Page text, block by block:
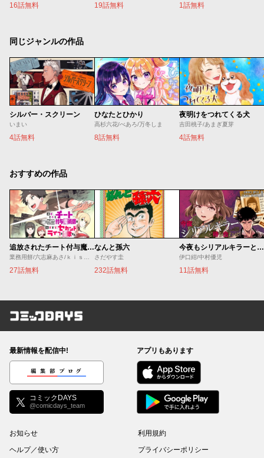
16話無料 19話無料 1話無料
同じジャンルの作品
シルバー・スクリーン
いまい
4話無料
ひなたとひかり
高杉六花/べあろ/万冬しま
8話無料
夜明けをつれてくる犬
吉田桃子/あまぎ夏芽
4話無料
おすすめの作品
追放されたチート付与魔術師は気ままなセカンドライフを謳歌する。 ～俺は武器だけじゃなく、あらゆるものに『強化ポイント』を付与できるし、俺の意思でいつでも効果を解除できるけど、残った人たち大丈夫？～
業務用餅/六志麻あさ/ｋｉｓｕｉ
27話無料
なんと孫六
さだやす圭
232話無料
今夜もシリアルキラーと待ち合わせ
伊口紺/中村優児
11話無料
コミックDAYS
最新情報を配信中!
編集部ブログ
コミックDAYS
@comicdays_team
アプリもあります
お知らせ
ヘルプ／使い方
利用規約
プライバシーポリシー